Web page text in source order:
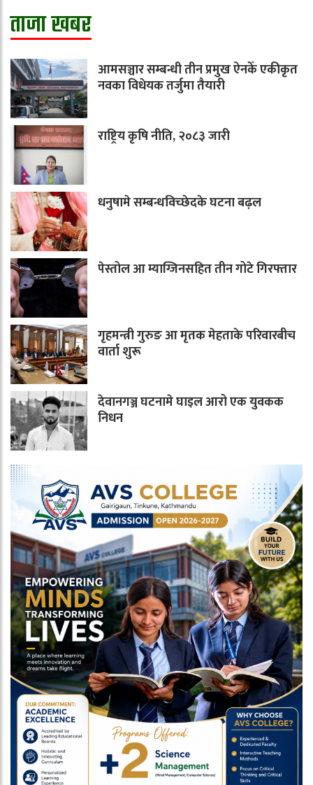
ताजा खबर
आमसञ्चार सम्बन्धी तीन प्रमुख ऐनकेँ एकीकृत
नवका विधेयक तर्जुमा तैयारी
राष्ट्रिय कृषि नीति, २०८३ जारी
धनुषामे सम्बन्धविच्छेदके घटना बढ़ल
पेस्तोल आ म्याग्जिनसहित तीन गोटे गिरफ्तार
गृहमन्त्री गुरुङ आ मृतक मेहताके परिवारबीच
वार्ता शुरू
देवानगञ्ज घटनामे घाइल आरो एक युवकक
निधन